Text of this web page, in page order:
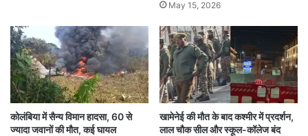
स्टेशन में शिकायत दर्ज कराई थी, लेकिन पुलिस ने कोई
एक्शन नहीं लिया।
17 Christian houses burnt 17 ईसाइयों के
May 15, 2026
कोलंबिया में सैन्य विमान हादसा, 60 से
ज्यादा जवानों की मौत, कई घायल
खामेनेई की मौत के बाद कश्मीर में प्रदर्शन,
लाल चौक सील और स्कूल-कॉलेज बंद